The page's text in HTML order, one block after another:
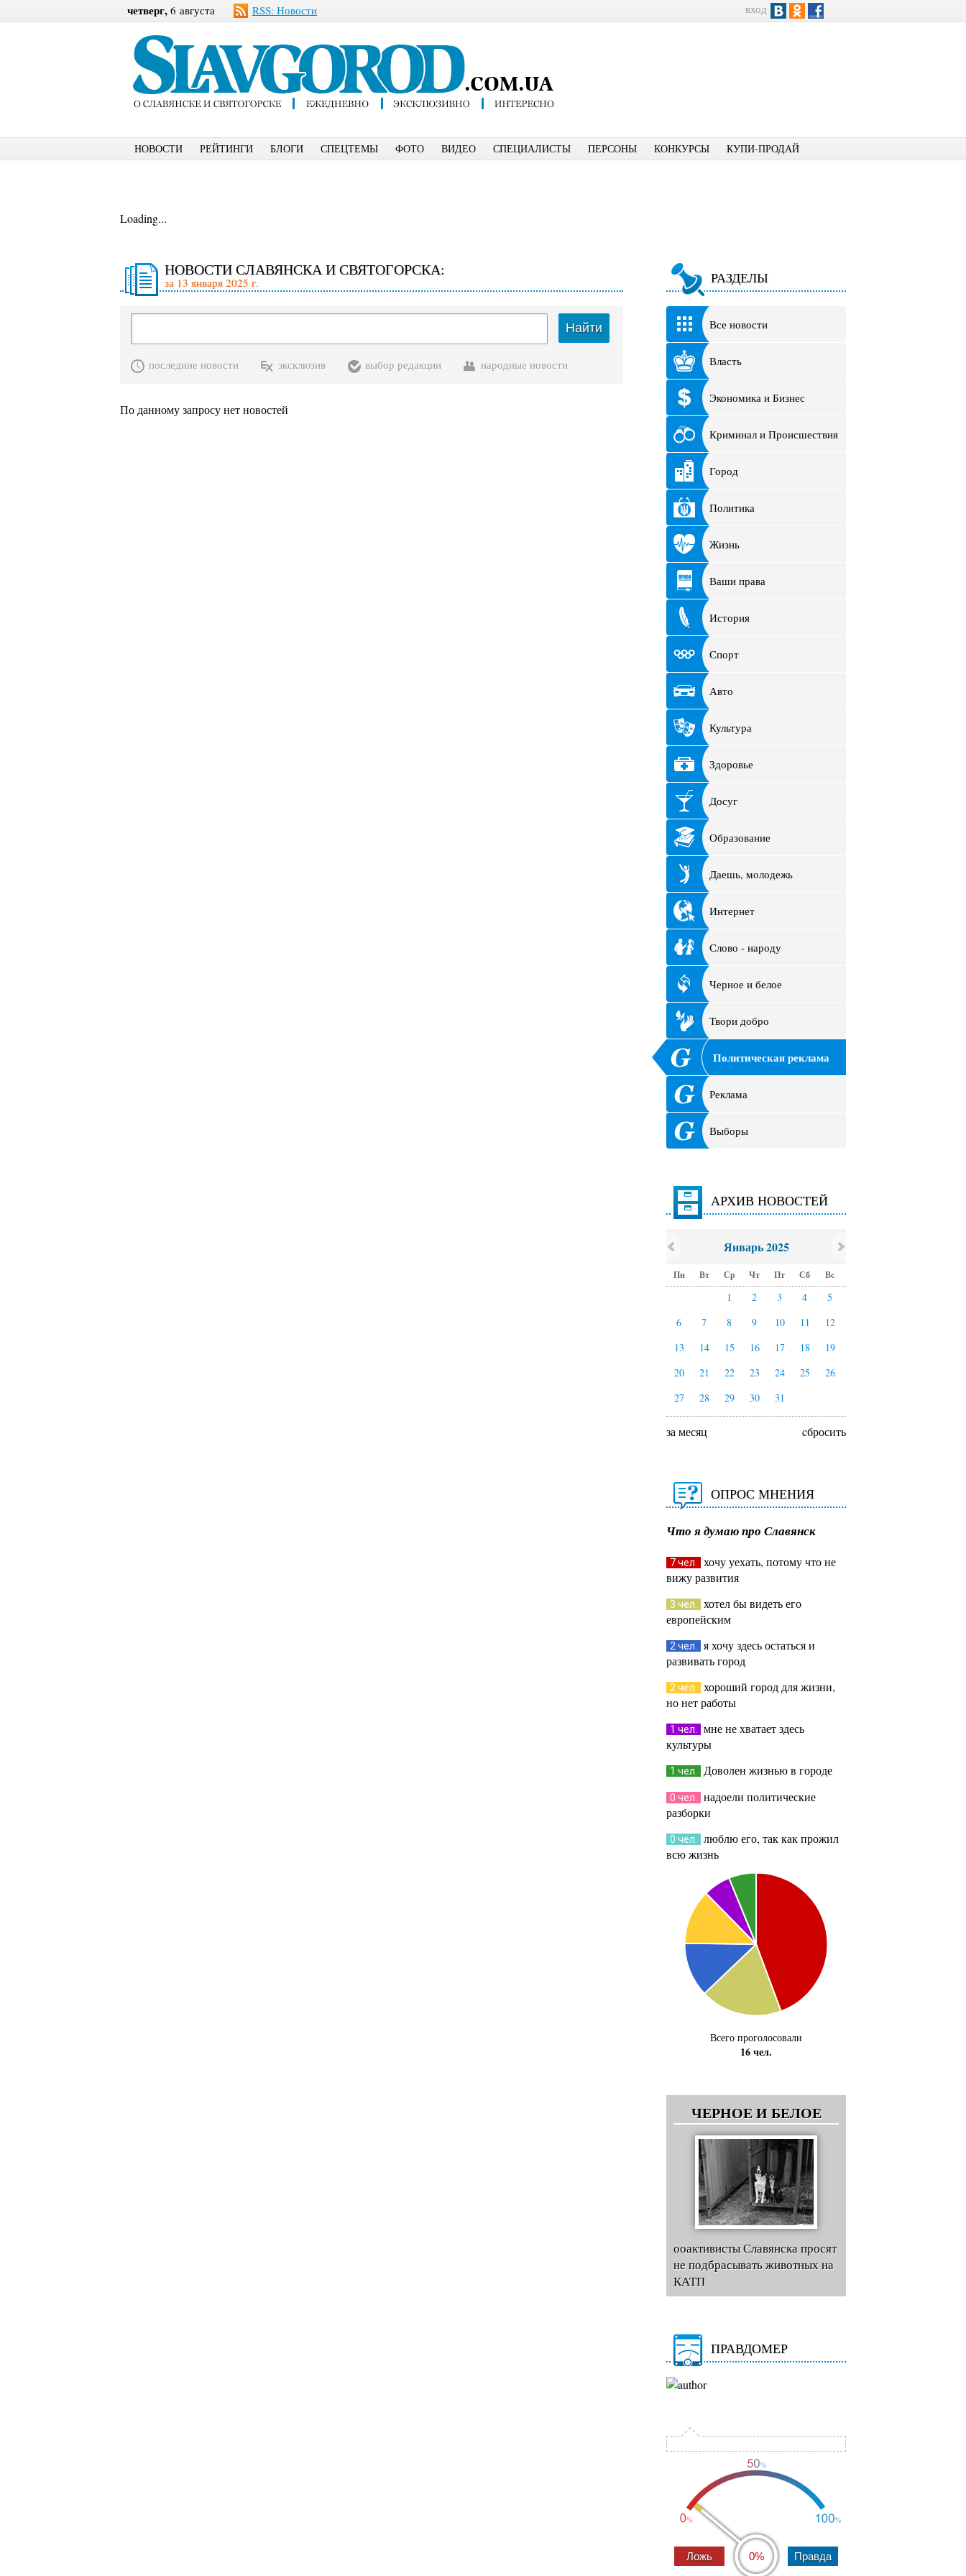
четверг, 6 августа RSS: Новости вход
НОВОСТИ РЕЙТИНГИ БЛОГИ СПЕЦТЕМЫ ФОТО ВИДЕО СПЕЦИАЛИСТЫ ПЕРСОНЫ КОНКУРСЫ КУПИ-ПРОДАЙ
Loading...
НОВОСТИ СЛАВЯНСКА И СВЯТОГОРСКА:
за 13 января 2025 г.
Найти
последние новости эксклюзив выбор редакции народные новости
По данному запросу нет новостей
РАЗДЕЛЫ
Все новости
Власть
Экономика и Бизнес
Криминал и Происшествия
Город
Политика
Жизнь
Ваши права
История
Спорт
Авто
Культура
Здоровье
Досуг
Образование
Даешь, молодежь
Интернет
Слово - народу
Черное и белое
Твори добро
Политическая реклама
Реклама
Выборы
АРХИВ НОВОСТЕЙ
Январь 2025
Пн Вт Ср Чт Пт Сб Вс
1 2 3 4
5
6
7 8 9 10 11
12
13
14 15 16 17 18
19
20
21 22 23 24 25
26
27
28 29 30 31
за месяц cбросить
ОПРОС МНЕНИЯ
Что я думаю про Славянск
7 чел.
хочу уехать, потому что не
вижу развития
3 чел.
хотел бы видеть его
европейским
2 чел.
я хочу здесь остаться и
развивать город
2 чел.
хороший город для жизни,
но нет работы
1 чел.
мне не хватает здесь
культуры
1 чел. Доволен жизнью в городе
0 чел.
надоели политические
разборки
0 чел.
люблю его, так как прожил
всю жизнь
Всего проголосовали
16 чел.
ЧЕРНОЕ И БЕЛОЕ
ооактивисты Славянска просят
не подбрасывать животных на
КАТП
ПРАВДОМЕР
0%